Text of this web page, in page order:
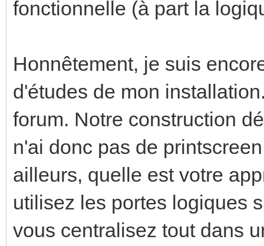
fonctionnelle (à part la
Honnêtement, je suis
d'études de mon
forum. Notre construction
n'ai donc pas de
ailleurs, quelle est votre
utilisez les portes logiques
vous centralisez tout dans